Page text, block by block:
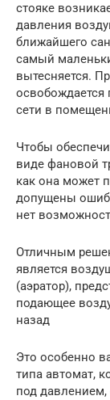
стояке
давления
ближайшего
самый
вытесняется.
освобождается
сети в
Чтобы
виде фановой
как она может
допущены
нет
Отличным
является
(аэратор),
подающее
назад
Это особенно
типа автомат,
под давлением,